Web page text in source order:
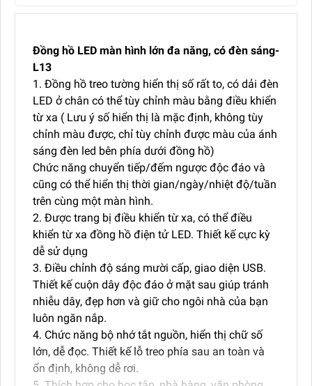
Đồng hồ LED màn hình lớn đa năng, có đèn sáng-
L13
1. Đồng hồ treo tường hiển thị số rất to, có dải đèn
LED ở chân có thể tùy chỉnh màu bằng điều khiển
từ xa ( Lưu ý số hiển thị là mặc định, không tùy
chỉnh màu được, chỉ tùy chỉnh được màu của ánh
sáng đèn led bên phía dưới đồng hồ)
Chức năng chuyển tiếp/đếm ngược độc đáo và
cũng có thể hiển thị thời gian/ngày/nhiệt độ/tuần
trên cùng một màn hình.
2. Được trang bị điều khiển từ xa, có thể điều
khiển từ xa đồng hồ điện tử LED. Thiết kế cực kỳ
dễ sử dụng
3. Điều chỉnh độ sáng mười cấp, giao diện USB.
Thiết kế cuộn dây độc đáo ở mặt sau giúp tránh
nhiễu dây, đẹp hơn và giữ cho ngôi nhà của bạn
luôn ngăn nắp.
4. Chức năng bộ nhớ tắt nguồn, hiển thị chữ số
lớn, dễ đọc. Thiết kế lỗ treo phía sau an toàn và
ổn định, không dễ rơi.